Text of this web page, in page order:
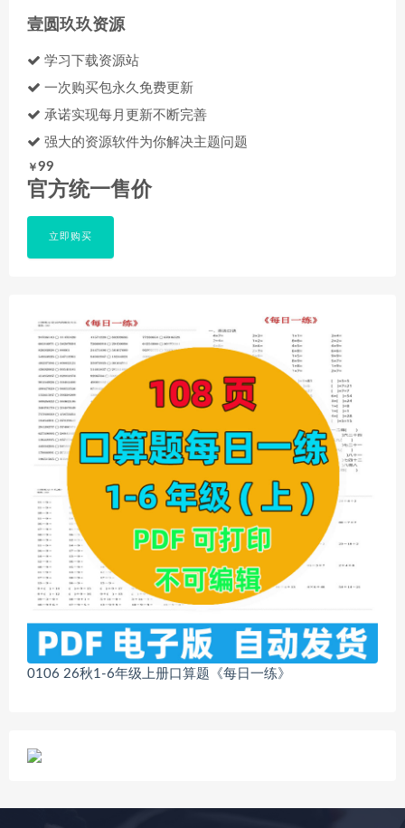
壹圆玖玖资源
学习下载资源站
一次购买包永久免费更新
承诺实现每月更新不断完善
强大的资源软件为你解决主题问题
￥99
官方统一售价
立即购买
0106 26秋1-6年级上册口算题《每日一练》